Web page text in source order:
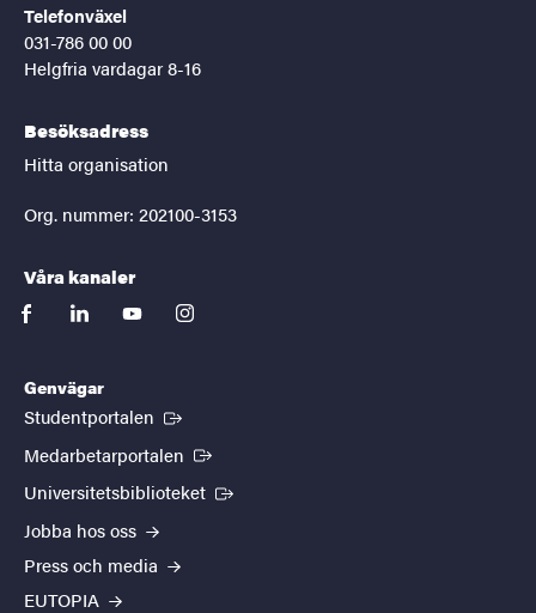
Telefonväxel
031-786 00 00
Helgfria vardagar 8-16
Besöksadress
Hitta organisation
Org. nummer: 202100-3153
Våra kanaler
facebooklinkedinyoutubeinstagram
Genvägar
Studentportalen (Extern länk)
Medarbetarportalen (Extern länk)
Universitetsbiblioteket (Extern länk)
Jobba hos oss
Press och media
EUTOPIA